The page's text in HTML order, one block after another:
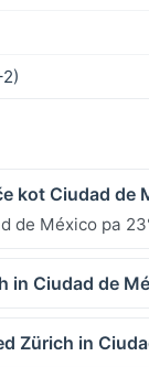
kot Ciudad de
de México pa
in Ciudad de
Zürich in